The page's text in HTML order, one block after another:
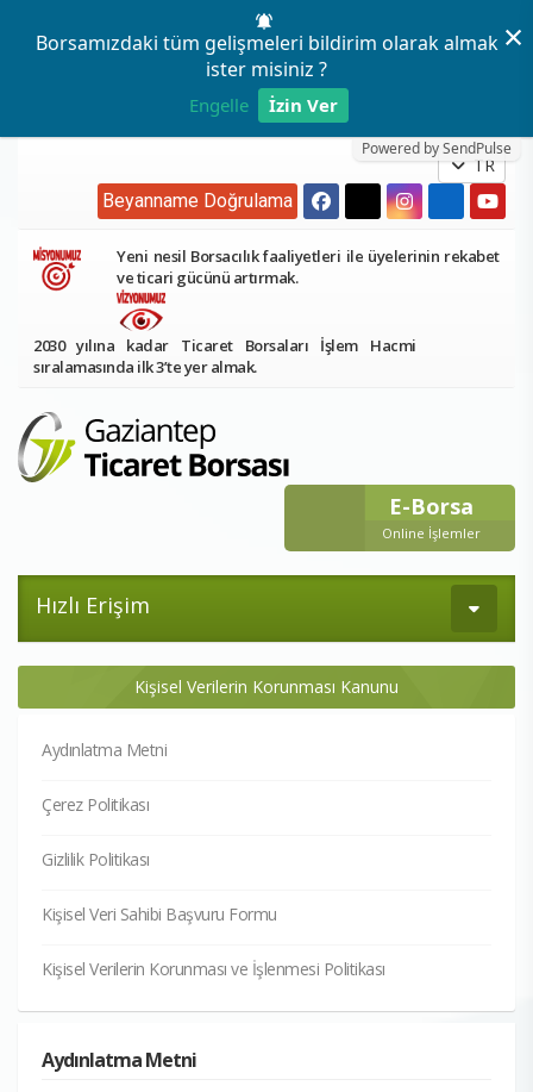
Borsamızdaki tüm gelişmeleri bildirim olarak almak
ister misiniz ?
Engelle İzin Ver
Powered by SendPulse
×
TR
Beyanname Doğrulama
Yeni nesil Borsacılık faaliyetleri ile üyelerinin rekabet
ve ticari gücünü artırmak.
2030 yılına kadar Ticaret Borsaları İşlem Hacmi
sıralamasında ilk 3’te yer almak.
E-Borsa
Online İşlemler
Hızlı Erişim
Kişisel Verilerin Korunması Kanunu
Aydınlatma Metni
Çerez Politikası
Gizlilik Politikası
Kişisel Veri Sahibi Başvuru Formu
Kişisel Verilerin Korunması ve İşlenmesi Politikası
Aydınlatma Metni